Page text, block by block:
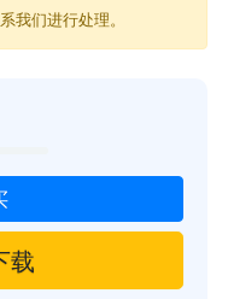
我们进行处理。
载